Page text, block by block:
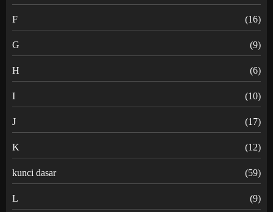
F (16)
G (9)
H (6)
I (10)
J (17)
K (12)
kunci dasar (59)
L (9)